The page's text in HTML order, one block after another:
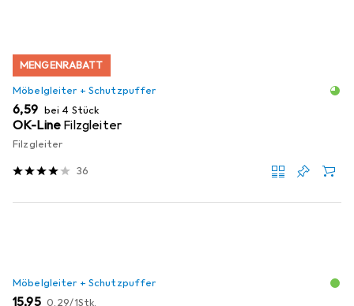
MENGENRABATT
Möbelgleiter + Schutzpuffer
EUR
6,59 bei 4 Stück
OK-Line Filzgleiter
Filzgleiter
36
Möbelgleiter + Schutzpuffer
EUR
15,95 EUR
0,29/1Stk.